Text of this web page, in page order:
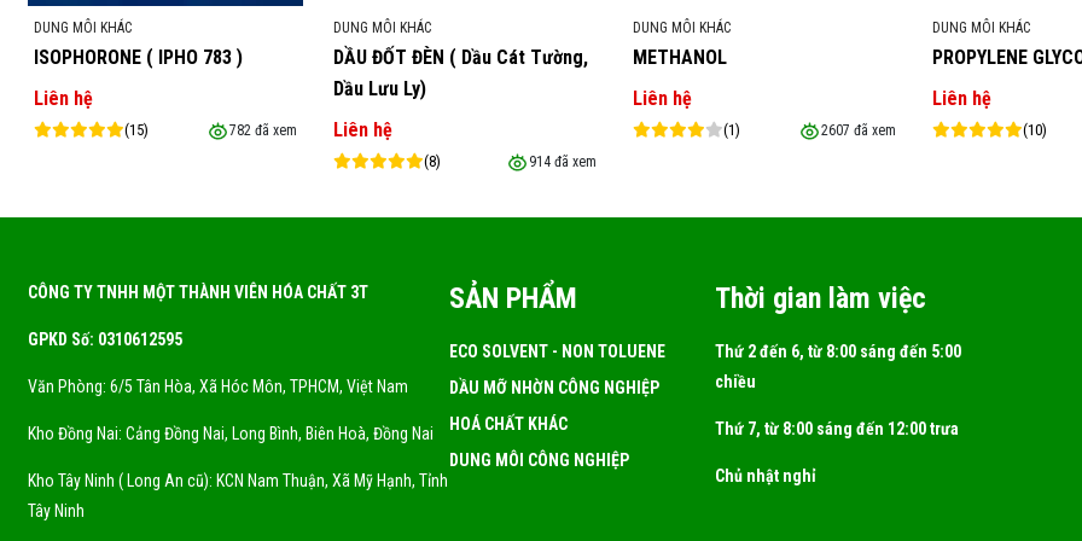
phần và tính chất kỹ thuật phù hợp. Khi sử dụng Paraffin 150N, cần tham khảo hướng
từ nhà sản xuất và tuân thủ các quy định an toàn và môi trường liên quan.
Đơn vị nhập khẩu và phân phối:
DUNG MÔI KHÁC
ISOPHORONE ( IPHO 783 )
Liên hệ
(15) 782 đã xem
DUNG MÔI KHÁC
DẦU ĐỐT ĐÈN ( Dầu Cát Tường,
Dầu Lưu Ly)
Liên hệ
(8) 914 đã xem
DUNG MÔI KHÁC
METHANOL
Liên hệ
(1) 2607 đã xem
DUNG MÔI KHÁC
PROPYLENE
Liên hệ
(10)
CÔNG TY TNHH MỘT THÀNH VIÊN HÓA CHẤT 3T
GPKD Số: 0310612595
Văn Phòng: 6/5 Tân Hòa, Xã Hóc Môn, TPHCM, Việt Nam
Kho Đồng Nai: Cảng Đồng Nai, Long Bình, Biên Hoà, Đồng Nai
Kho Tây Ninh ( Long An cũ): KCN Nam Thuận, Xã Mỹ Hạnh, Tỉnh
Tây Ninh
SẢN PHẨM
ECO SOLVENT - NON TOLUENE
DẦU MỠ NHỜN CÔNG NGHIỆP
HOÁ CHẤT KHÁC
DUNG MÔI CÔNG NGHIỆP
Thời gian làm việc
Thứ 2 đến 6, từ 8:00 sáng đến 5:00
chiều
Thứ 7, từ 8:00 sáng đến 12:00 trưa
Chủ nhật nghỉ